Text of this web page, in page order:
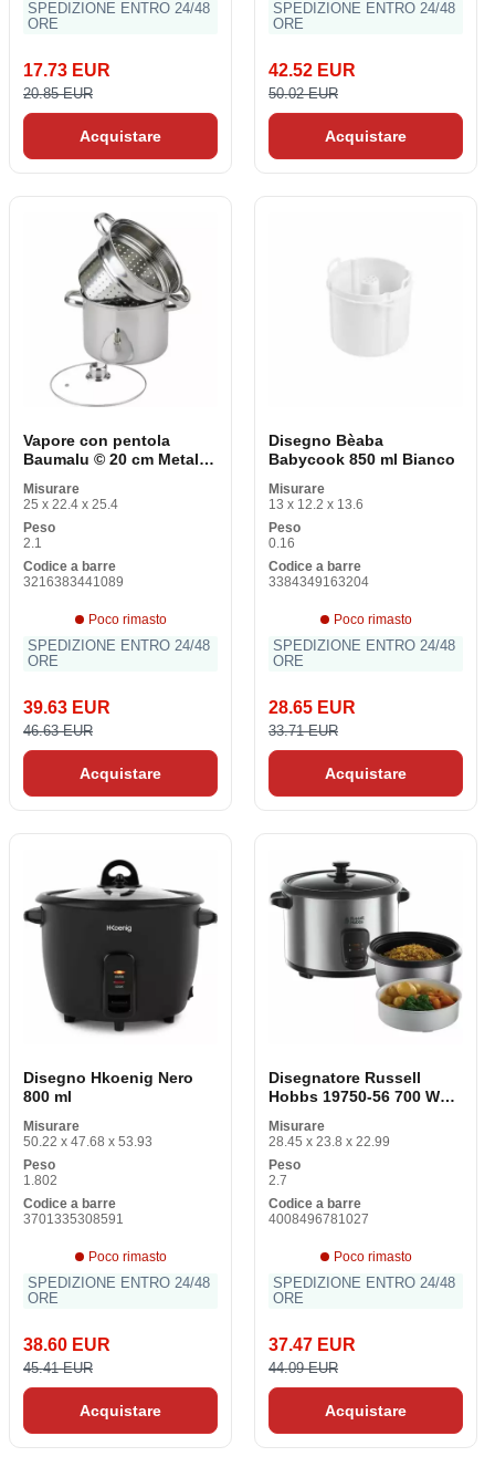
SPEDIZIONE ENTRO 24/48
ORE
17.73 EUR
20.85 EUR
Acquistare
SPEDIZIONE ENTRO 24/48
ORE
42.52 EUR
50.02 EUR
Acquistare
Vapore con pentola
Baumalu © 20 cm Metallo
Misurare
25 x 22.4 x 25.4
Peso
2.1
Codice a barre
3216383441089
Poco rimasto
SPEDIZIONE ENTRO 24/48
ORE
39.63 EUR
46.63 EUR
Acquistare
Disegno Bèaba
Babycook 850 ml Bianco
Misurare
13 x 12.2 x 13.6
Peso
0.16
Codice a barre
3384349163204
Poco rimasto
SPEDIZIONE ENTRO 24/48
ORE
28.65 EUR
33.71 EUR
Acquistare
Disegno Hkoenig Nero
800 ml
Misurare
50.22 x 47.68 x 53.93
Peso
1.802
Codice a barre
3701335308591
Poco rimasto
SPEDIZIONE ENTRO 24/48
ORE
38.60 EUR
45.41 EUR
Acquistare
Disegnatore Russell
Hobbs 19750-56 700 W
Misurare
28.45 x 23.8 x 22.99
Peso
2.7
Codice a barre
4008496781027
Poco rimasto
SPEDIZIONE ENTRO 24/48
ORE
37.47 EUR
44.09 EUR
Acquistare